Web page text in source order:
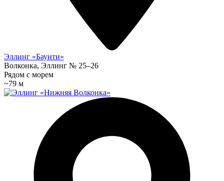
Эллинг «Баунти»
Волконка, Эллинг № 25–26
Рядом с морем
~79 м